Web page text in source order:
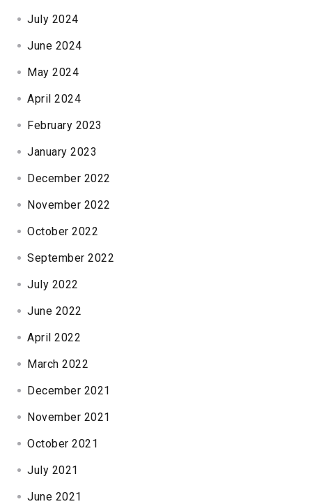
July 2024
June 2024
May 2024
April 2024
February 2023
January 2023
December 2022
November 2022
October 2022
September 2022
July 2022
June 2022
April 2022
March 2022
December 2021
November 2021
October 2021
July 2021
June 2021